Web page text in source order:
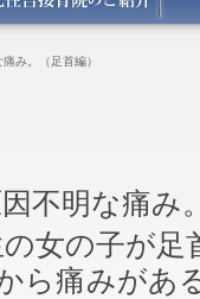
み。（足首編）
不明な痛み
の子が足
ら痛みがあ